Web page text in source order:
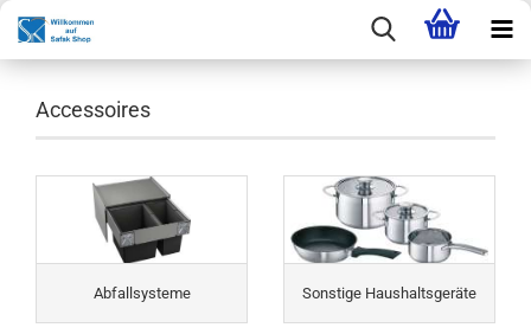
Accessoires
Abfallsysteme Sonstige Haushaltsgeräte